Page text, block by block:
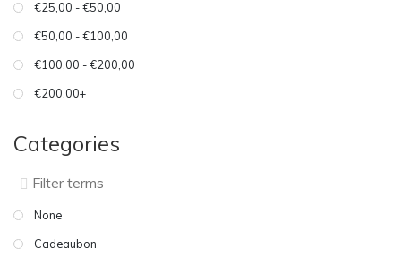
€25,00 - €50,00
€50,00 - €100,00
€100,00 - €200,00
€200,00+
Categories
None
Cadeaubon